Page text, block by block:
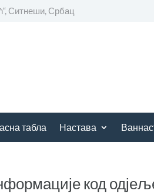
Ситнеши, Србац
табла Настава
код